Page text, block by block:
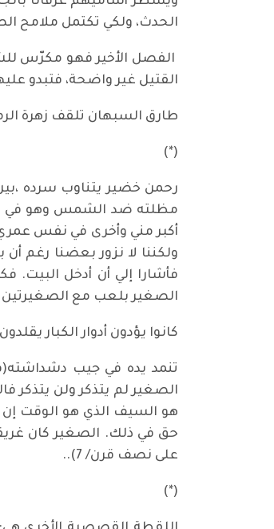
الحدث، ولكي تكتمل ملامح
الفصل الأخير فهو مكرّس
القتيل غير واضحة، فتبدو
طارق السبهان تلقف زهرة
(*)
رحمن خضير يتناوب سرده
مظلته ضد الشمس وهو في
أكبر مني وأخرى في نفس
ولكننا لا نزور بعضنا رغم
الصغير بلعب مع الصغيرتين
كانوا يؤدون أدوار الكبار
الصغير لم يتذكر ولن يتذكر
هو السيف الذي هو الوقت
حق في ذلك. الصغير كان
على نصف قرن/ 7)..
(*)